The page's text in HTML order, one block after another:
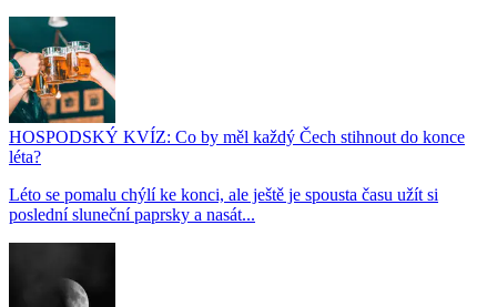
HOSPODSKÝ KVÍZ: Co by měl každý Čech stihnout do konce
léta?
Léto se pomalu chýlí ke konci, ale ještě je spousta času užít si
poslední sluneční paprsky a nasát...